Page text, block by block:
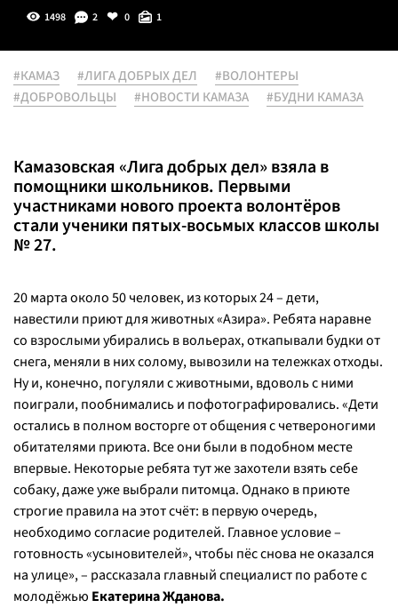
1498 2 0 1
#КАМАЗ #ЛИГА ДОБРЫХ ДЕЛ
#ВОЛОНТЕРЫ
#ДОБРОВОЛЬЦЫ
#НОВОСТИ КАМАЗА #БУДНИ КАМАЗА
Камазовская «Лига добрых дел» взяла в
помощники школьников. Первыми
участниками нового проекта волонтёров
стали ученики пятых-восьмых классов школы
№ 27.
20 марта около 50 человек, из которых 24 – дети,
навестили приют для животных «Азира». Ребята наравне
со взрослыми убирались в вольерах, откапывали будки от
снега, меняли в них солому, вывозили на тележках отходы.
Ну и, конечно, погуляли с животными, вдоволь с ними
поиграли, пообнимались и пофотографировались. «Дети
остались в полном восторге от общения с четвероногими
обитателями приюта. Все они были в подобном месте
впервые. Некоторые ребята тут же захотели взять себе
собаку, даже уже выбрали питомца. Однако в приюте
строгие правила на этот счёт: в первую очередь,
необходимо согласие родителей. Главное условие –
готовность «усыновителей», чтобы пёс снова не оказался
на улице», – рассказала главный специалист по работе с
молодёжью Екатерина Жданова.